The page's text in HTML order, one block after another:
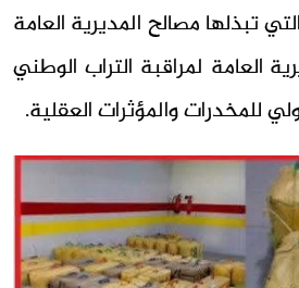
تبذلها مصالح المديرية العامة
العامة لمراقبة التراب الوطني
للمخدرات والمؤثرات العقلية.